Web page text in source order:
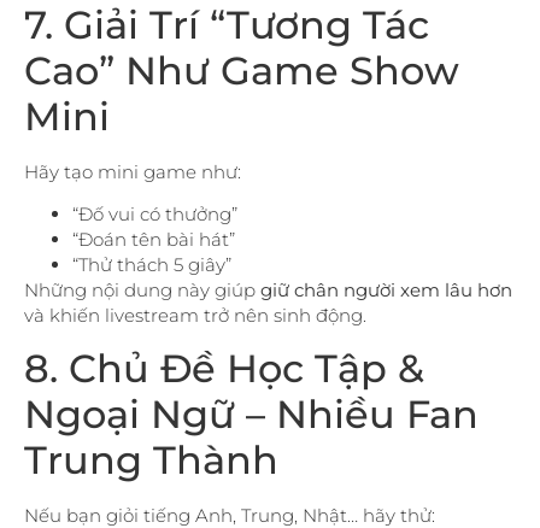
7. Giải Trí “Tương Tác
Cao” Như Game Show
Mini
Hãy tạo mini game như:
“Đố vui có thưởng”
“Đoán tên bài hát”
“Thử thách 5 giây”
Những nội dung này giúp giữ chân người xem lâu hơn
và khiến livestream trở nên sinh động.
8. Chủ Đề Học Tập &
Ngoại Ngữ – Nhiều Fan
Trung Thành
Nếu bạn giỏi tiếng Anh, Trung, Nhật… hãy thử: